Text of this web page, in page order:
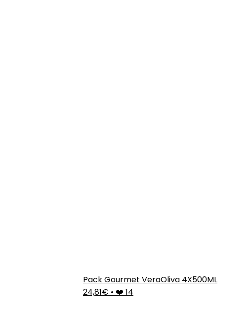
Pack Gourmet VeraOliva 4X500ML
24,81€ • ❤️ 14